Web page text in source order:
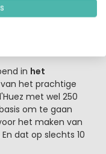
voor
en je kunt 6
in het
het prachtige
met wel 250
om te gaan
het maken van
dat op slechts 10